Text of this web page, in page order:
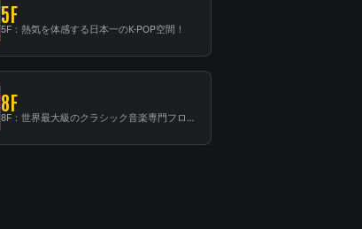
5F
5F：熱気を体感する日本一のK-POP空間！
8F
8F：世界最大級のクラシック音楽専門フロア！